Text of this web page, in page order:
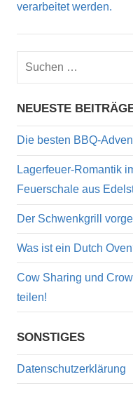
verarbeitet werden.
Suchen
NEUESTE
Die besten BBQ-
Lagerfeuer-Romantik
Feuerschale aus
Der Schwenkgrill
Was ist ein Dutch
Cow Sharing und
teilen!
SONSTIGES
Datenschutzerklärung